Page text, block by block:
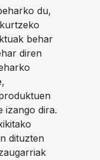
du,
behar
diren
izango dira.
dituzten